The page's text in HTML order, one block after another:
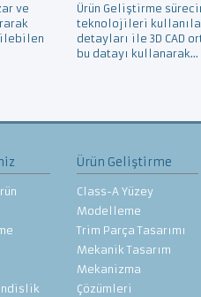
ve
Ürün Geliştirme
teknolojileri
detayları ile 3D CAD
bu datayı kullanarak...
Ürün Geliştirme
Class-A Yüzey
Modelleme
Trim Parça Tasarımı
Mekanik Tasarım
Mekanizma
Çözümleri